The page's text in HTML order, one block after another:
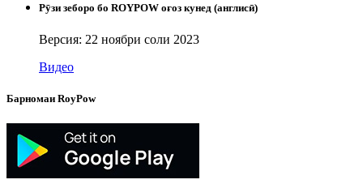
Рӯзи зеборо бо ROYPOW оғоз кунед (англисӣ)
Версия: 22 ноябри соли 2023
Видео
Барномаи RoyPow